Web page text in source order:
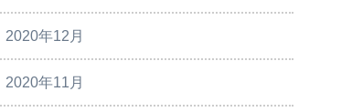
2020年12月
2020年11月